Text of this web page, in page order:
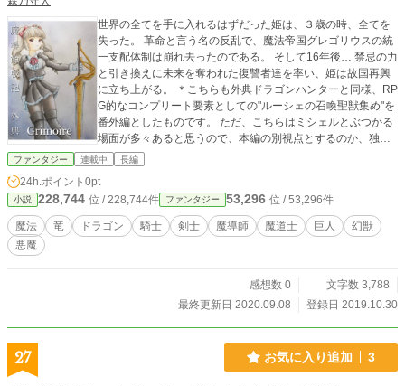
世界の全てを手に入れるはずだった姫は、３歳の時、全てを
失った。 革命と言う名の反乱で、魔法帝国グレゴリウスの統
一支配体制は崩れ去ったのである。 そして16年後… 禁忌の力
と引き換えに未来を奪われた復讐者達を率い、姫は故国再興
に立ち上がる。 ＊こちらも外典ドラゴンハンターと同様、RP
G的なコンプリート要素としての"ルーシェの召喚聖獣集め"を
番外編としたものです。 ただ、こちらはミシェルとぶつかる
場面が多々あると思うので、本編の別視点とするのか、独立
したストーリーにするのか、書きながら考えたいと思いま
ファンタジー 連載中 長編
24h.ポイント 0pt
小説 228,744 位 / 228,744件 ファンタジー 53,296 位 / 53,296件
魔法 竜 ドラゴン 騎士 剣士 魔導師 魔道士 巨人
幻獣
悪魔
感想数 0
文字数 3,788
最終更新日 2020.09.08
登録日 2019.10.30
27 お気に入り追加 3